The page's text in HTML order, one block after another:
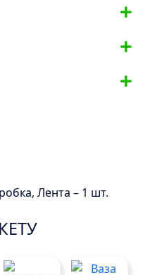
Лента – 1 шт.